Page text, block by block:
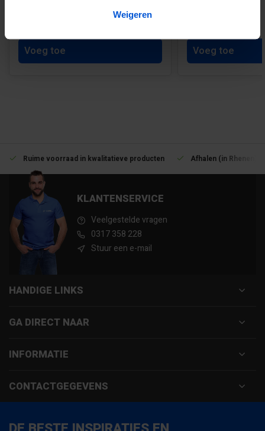
Weigeren
Voeg toe Voeg toe
Ruime voorraad in kwalitatieve producten Afhalen (in Rhenen)
KLANTENSERVICE
Veelgestelde vragen
0317 358 228
Stuur een e-mail
HANDIGE LINKS
GA DIRECT NAAR
INFORMATIE
CONTACTGEGEVENS